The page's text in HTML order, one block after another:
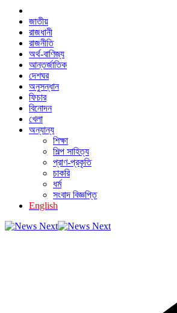
জাতীয়
রাজধানী
রাজনীতি
অর্থ-বাণিজ্য
আন্তর্জাতিক
দেশঘর
অনুসন্ধান
ফিচার
বিনোদন
খেলা
অন্যান্য
শিক্ষা
শিল্প সাহিত্য
প্রাণ-প্রকৃতি
চাকরি
ধর্ম
সংবাদ বিজ্ঞপ্তি
English